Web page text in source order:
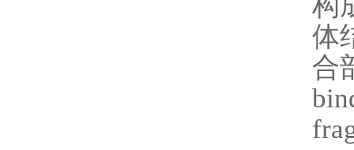
体
合